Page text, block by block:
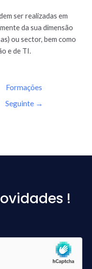
ser realizadas em
da sua dimensão
ou sector, bem como
e de TI.
Formações
Seguinte →
!